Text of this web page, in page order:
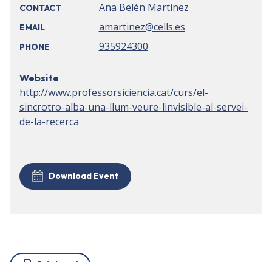
CONTACT Ana Belén Martínez
EMAIL amartinez@cells.es
PHONE 935924300
Website
http://www.professorsiciencia.cat/curs/el-
sincrotro-alba-una-llum-veure-linvisible-al-servei-
de-la-recerca
Download Event